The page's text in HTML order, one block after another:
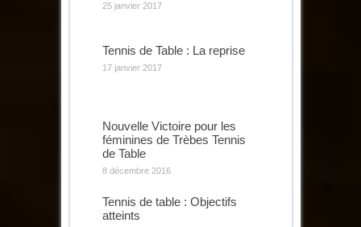
25 janvier 2017
Tennis de Table : La reprise
17 janvier 2017
Nouvelle Victoire pour les
féminines de Trèbes Tennis
de Table
8 décembre 2016
Tennis de table : Objectifs
atteints